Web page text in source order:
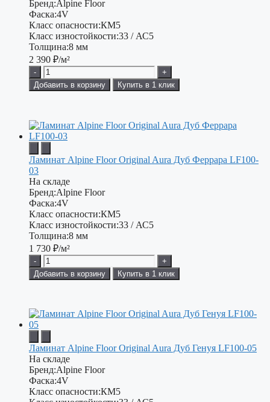
Бренд:Alpine Floor
Фаска:4V
Класс опасности:КМ5
Класс изностойкости:33 / АС5
Толщина:8 мм
2 390 ₽/м²
-
+
Добавить в корзину
Купить в 1 клик
Ламинат Alpine Floor Original Aura Дуб Феррара LF100-
03
На складе
Бренд:Alpine Floor
Фаска:4V
Класс опасности:КМ5
Класс изностойкости:33 / АС5
Толщина:8 мм
1 730 ₽/м²
-
+
Добавить в корзину
Купить в 1 клик
Ламинат Alpine Floor Original Aura Дуб Генуя LF100-05
На складе
Бренд:Alpine Floor
Фаска:4V
Класс опасности:КМ5